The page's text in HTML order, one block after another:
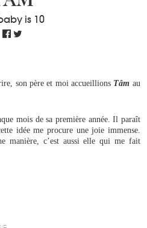
is 10
son père et moi accueillions Tâm au
mois de sa première année. Il paraît
idée me procure une joie immense.
manière, c’est aussi elle qui me fait